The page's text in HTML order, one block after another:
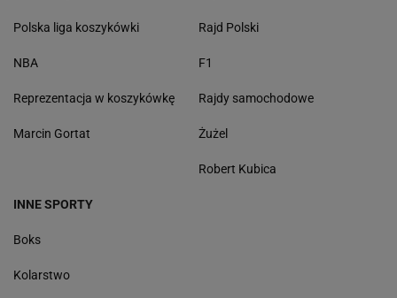
Polska liga koszykówki
NBA
Reprezentacja w koszykówkę
Marcin Gortat
Rajd Polski
F1
Rajdy samochodowe
Żużel
Robert Kubica
INNE SPORTY
Boks
Kolarstwo